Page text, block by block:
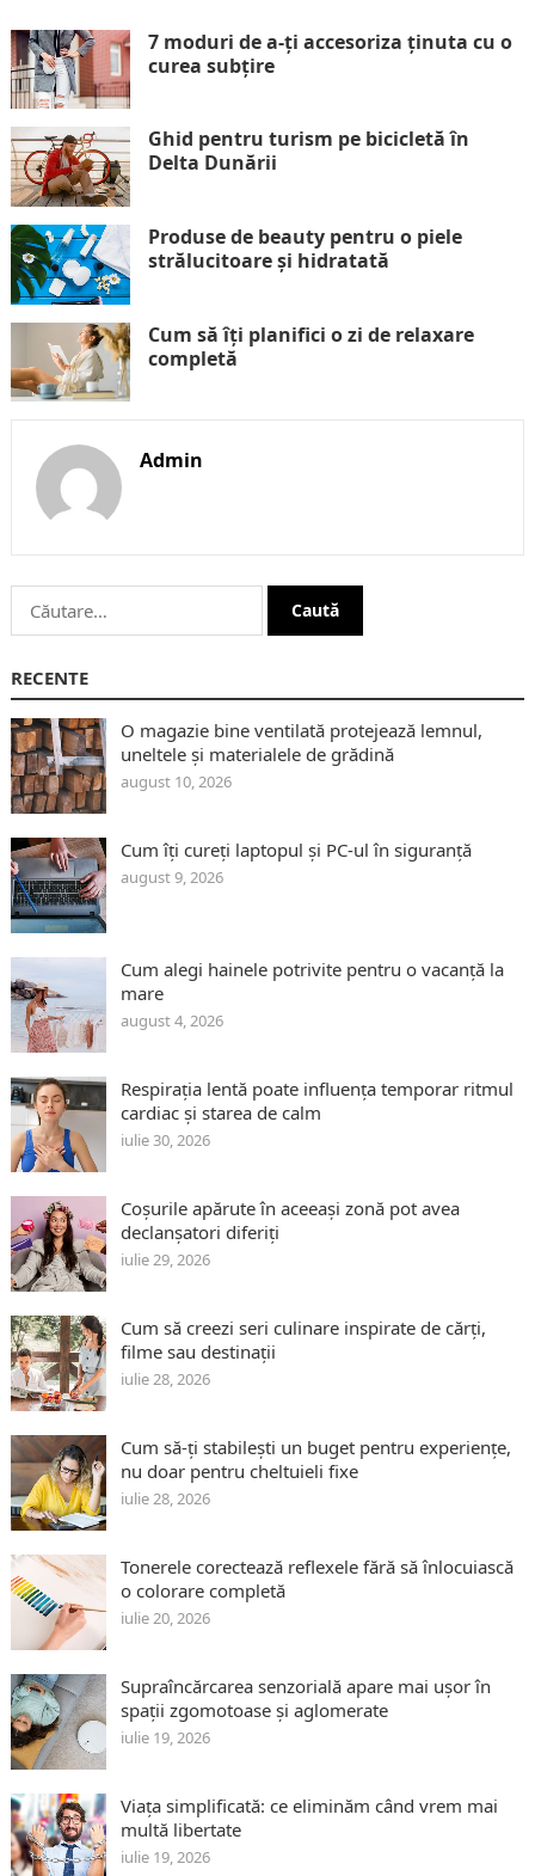
7 moduri de a-ți accesoriza ținuta cu o
curea subțire
Ghid pentru turism pe bicicletă în
Delta Dunării
Produse de beauty pentru o piele
strălucitoare și hidratată
Cum să îți planifici o zi de relaxare
completă
Admin
Caută
după:
RECENTE
O magazie bine ventilată protejează lemnul,
uneltele și materialele de grădină
august 10, 2026
Cum îți cureți laptopul și PC-ul în siguranță
august 9, 2026
Cum alegi hainele potrivite pentru o vacanță la
mare
august 4, 2026
Respirația lentă poate influența temporar ritmul
cardiac și starea de calm
iulie 30, 2026
Coșurile apărute în aceeași zonă pot avea
declanșatori diferiți
iulie 29, 2026
Cum să creezi seri culinare inspirate de cărți,
filme sau destinații
iulie 28, 2026
Cum să-ți stabilești un buget pentru experiențe,
nu doar pentru cheltuieli fixe
iulie 28, 2026
Tonerele corectează reflexele fără să înlocuiască
o colorare completă
iulie 20, 2026
Supraîncărcarea senzorială apare mai ușor în
spații zgomotoase și aglomerate
iulie 19, 2026
Viața simplificată: ce eliminăm când vrem mai
multă libertate
iulie 19, 2026